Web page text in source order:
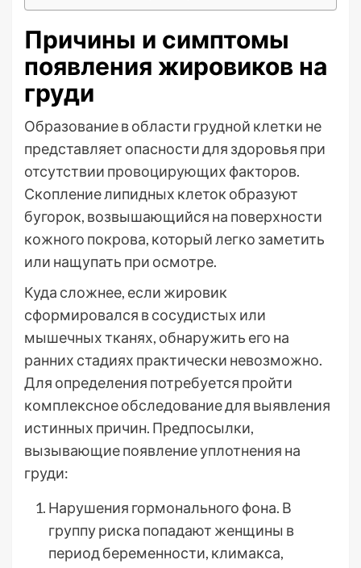
Причины и симптомы
появления жировиков на
груди
Образование в области грудной клетки не
представляет опасности для здоровья при
отсутствии провоцирующих факторов.
Скопление липидных клеток образуют
бугорок, возвышающийся на поверхности
кожного покрова, который легко заметить
или нащупать при осмотре.
Куда сложнее, если жировик
сформировался в сосудистых или
мышечных тканях, обнаружить его на
ранних стадиях практически невозможно.
Для определения потребуется пройти
комплексное обследование для выявления
истинных причин. Предпосылки,
вызывающие появление уплотнения на
груди:
Нарушения гормонального фона. В
группу риска попадают женщины в
период беременности, климакса,